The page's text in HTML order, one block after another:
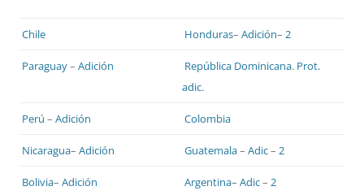
Chile Honduras– Adición– 2
Paraguay– Adición República Dominicana. Prot.
adic.
Perú – Adición Colombia
Nicaragua– Adición Guatemala– Adic– 2
Bolivia– Adición Argentina– Adic– 2